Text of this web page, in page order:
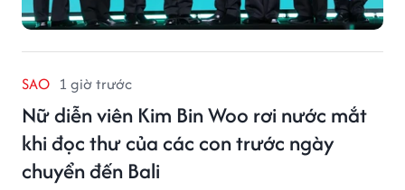
SAO 1 giờ trước
Nữ diễn viên Kim Bin Woo rơi nước mắt
khi đọc thư của các con trước ngày
chuyển đến Bali